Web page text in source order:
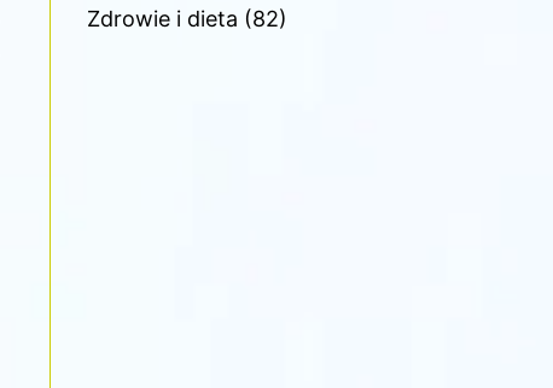
Zdrowie i dieta (82)